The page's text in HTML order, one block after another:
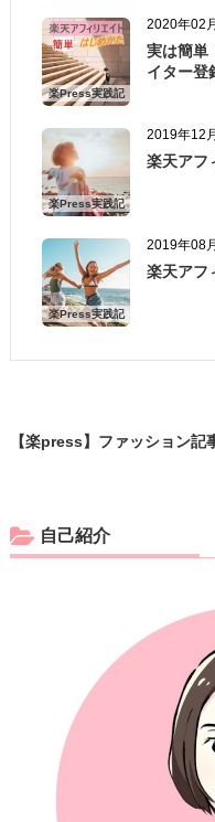
楽Press実践記
2020年02
実は簡単
イター登
楽Press実践記
2019年12
楽天アフ
楽Press実践記
2019年08
楽天アフ
【楽press】ファッション記
自己紹介